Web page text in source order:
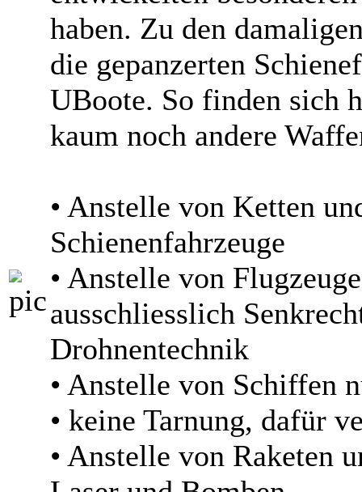
haben. Zu den
die gepanzerten
UBoote. So finden sich
kaum noch andere
• Anstelle von Ketten
Schienenfahrzeuge
• Anstelle von
ausschliesslich
Drohnentechnik
• Anstelle von Schiffen
• keine Tarnung, dafür
• Anstelle von Raketen